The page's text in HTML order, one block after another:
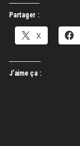
Partager :
X
J’aime ça :